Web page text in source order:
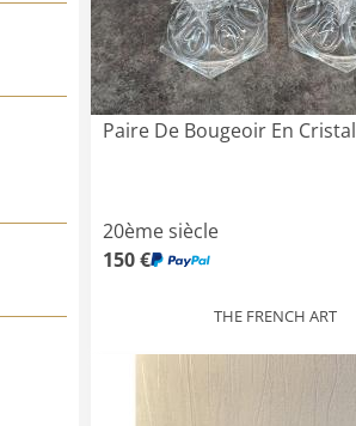
Paire De Bougeoir En Cristal
20ème siècle
150 €
THE FRENCH ART